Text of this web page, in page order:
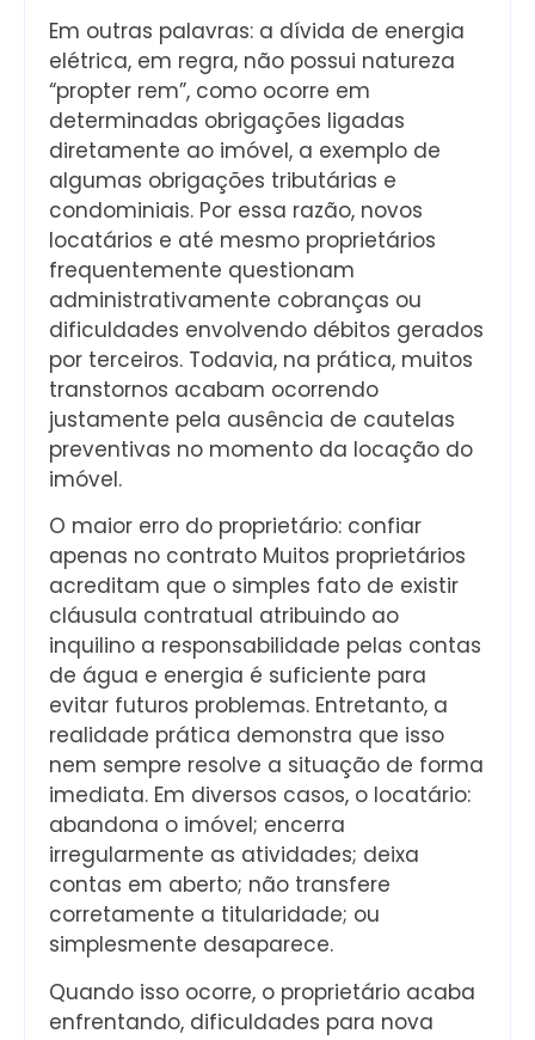
Em outras palavras: a dívida de energia
elétrica, em regra, não possui natureza
“propter rem”, como ocorre em
determinadas obrigações ligadas
diretamente ao imóvel, a exemplo de
algumas obrigações tributárias e
condominiais. Por essa razão, novos
locatários e até mesmo proprietários
frequentemente questionam
administrativamente cobranças ou
dificuldades envolvendo débitos gerados
por terceiros. Todavia, na prática, muitos
transtornos acabam ocorrendo
justamente pela ausência de cautelas
preventivas no momento da locação do
imóvel.
O maior erro do proprietário: confiar
apenas no contrato Muitos proprietários
acreditam que o simples fato de existir
cláusula contratual atribuindo ao
inquilino a responsabilidade pelas contas
de água e energia é suficiente para
evitar futuros problemas. Entretanto, a
realidade prática demonstra que isso
nem sempre resolve a situação de forma
imediata. Em diversos casos, o locatário:
abandona o imóvel; encerra
irregularmente as atividades; deixa
contas em aberto; não transfere
corretamente a titularidade; ou
simplesmente desaparece.
Quando isso ocorre, o proprietário acaba
enfrentando, dificuldades para nova